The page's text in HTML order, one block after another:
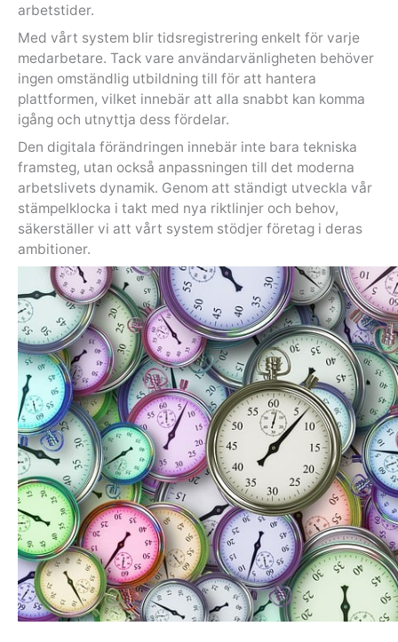
arbetstider.
Med vårt system blir tidsregistrering enkelt för varje
medarbetare. Tack vare användarvänligheten behöver
ingen omständlig utbildning till för att hantera
plattformen, vilket innebär att alla snabbt kan komma
igång och utnyttja dess fördelar.
Den digitala förändringen innebär inte bara tekniska
framsteg, utan också anpassningen till det moderna
arbetslivets dynamik. Genom att ständigt utveckla vår
stämpelklocka i takt med nya riktlinjer och behov,
säkerställer vi att vårt system stödjer företag i deras
ambitioner.